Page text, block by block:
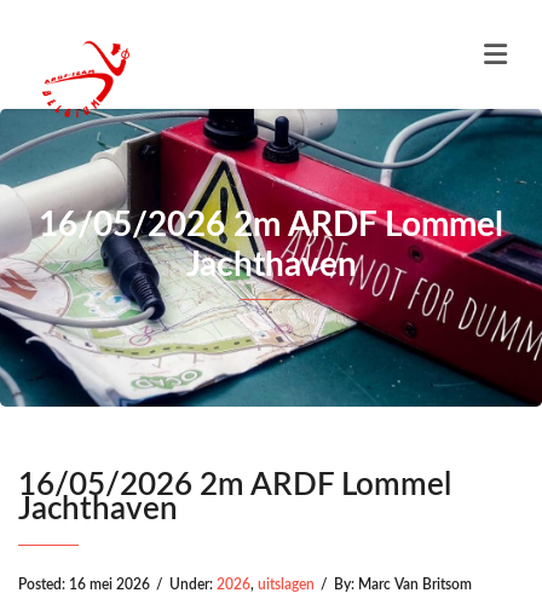
16/05/2026 2m ARDF Lommel
Jachthaven
16/05/2026 2m ARDF Lommel
Jachthaven
Posted: 16 mei 2026 / Under: 2026, uitslagen / By: Marc Van Britsom